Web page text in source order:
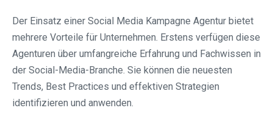
Der Einsatz einer Social Media Kampagne Agentur bietet
mehrere Vorteile für Unternehmen. Erstens verfügen diese
Agenturen über umfangreiche Erfahrung und Fachwissen in
der Social-Media-Branche. Sie können die neuesten
Trends, Best Practices und effektiven Strategien
identifizieren und anwenden.